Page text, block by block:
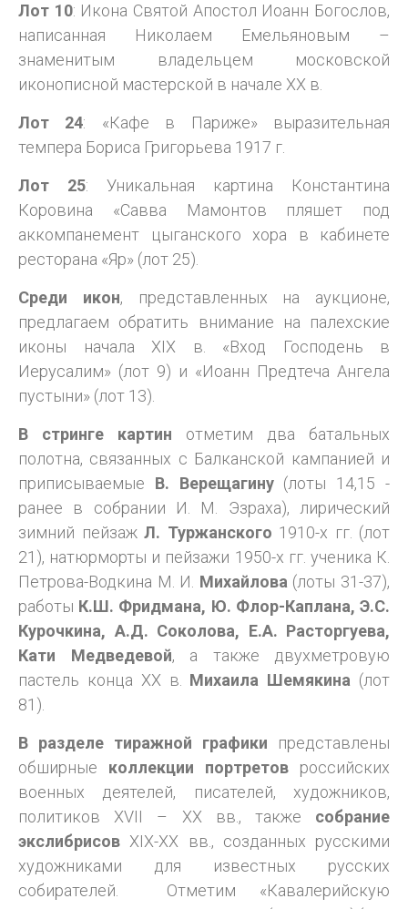
Лот 10: Икона Святой Апостол Иоанн Богослов,
написанная Николаем Емельяновым –
знаменитым владельцем московской
иконописной мастерской в начале ХХ в.
Лот 24: «Кафе в Париже» выразительная
темпера Бориса Григорьева 1917 г.
Лот 25: Уникальная картина Константина
Коровина «Савва Мамонтов пляшет под
аккомпанемент цыганского хора в кабинете
ресторана «Яр» (лот 25).
Среди икон, представленных на аукционе,
предлагаем обратить внимание на палехские
иконы начала ХIX в. «Вход Господень в
Иерусалим» (лот 9) и «Иоанн Предтеча Ангела
пустыни» (лот 13).
В стринге картин отметим два батальных
полотна, связанных с Балканской кампанией и
приписываемые В. Верещагину(лоты 14,15 -
ранее в собрании И. М. Эзраха), лирический
зимний пейзаж Л. Туржанского 1910-х гг. (лот
21), натюрморты и пейзажи 1950-х гг. ученика К.
Петрова-Водкина М. И. Михайлова (лоты 31-37),
работы К.Ш. Фридмана, Ю. Флор-Каплана, Э.С.
Курочкина, А.Д. Соколова, Е.А. Расторгуева,
Кати Медведевой, а также двухметровую
пастель конца ХХ в. Михаила Шемякина (лот
81).
В разделе тиражной графики представлены
обширные коллекции портретов российских
военных деятелей, писателей, художников,
политиков XVII – XX вв., также собрание
экслибрисов XIX-XX вв., созданных русскими
художниками для известных русских
собирателей. Отметим «Кавалерийскую